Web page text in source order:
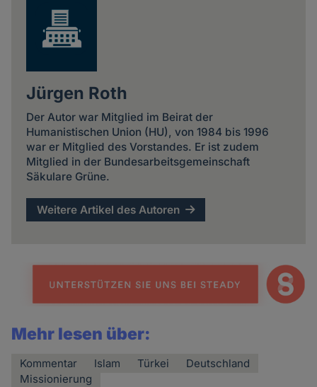
Jürgen Roth
Der Autor war Mitglied im Beirat der
Humanistischen Union (HU), von 1984 bis 1996
war er Mitglied des Vorstandes. Er ist zudem
Mitglied in der Bundesarbeitsgemeinschaft
Säkulare Grüne.
Weitere Artikel des Autoren
Mehr lesen über:
Kommentar Islam Türkei
Deutschland
Missionierung